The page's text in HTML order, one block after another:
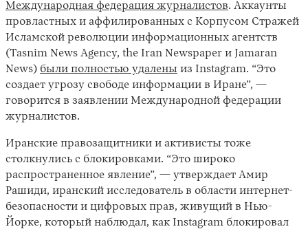
Instagram
X Facebook
YouTube
Международная федерация журналистов. Аккаунты
провластных и аффилированных с Корпусом Стражей
Исламской революции информационных агентств
(Tasnim News Agency, the Iran Newspaper и Jamaran
News) были полностью удалены из Instagram. “Это
создает угрозу свободе информации в Иране”, —
говорится в заявлении Международной федерации
журналистов.
Иранские правозащитники и активисты тоже
столкнулись с блокировками. “Это широко
распространенное явление”, — утверждает Амир
Рашиди, иранский исследователь в области интернет-
безопасности и цифровых прав, живущий в Нью-
Йорке, который наблюдал, как Instagram блокировал